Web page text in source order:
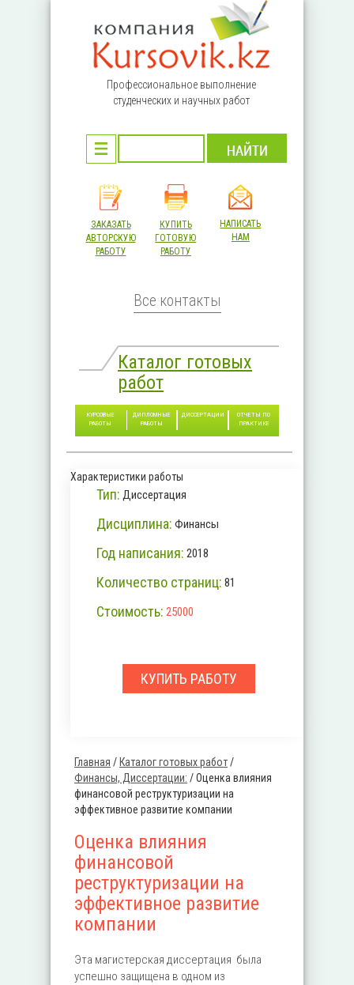
Профессиональное выполнение
студенческих и научных работ
ЗАКАЗАТЬ
АВТОРСКУЮ
РАБОТУ
КУПИТЬ
ГОТОВУЮ
РАБОТУ
НАПИСАТЬ
НАМ
Все контакты
Каталог готовых
работ
КУРСОВЫЕ
РАБОТЫ
ДИПЛОМНЫЕ
РАБОТЫ
ДИССЕРТАЦИИ
ОТЧЕТЫ ПО
ПРАКТИКЕ
Вы здесь
Главная / Каталог готовых работ/
Финансы, Диссертации: /Оценка влияния
финансовой реструктуризации на
эффективное развитие компании
Оценка влияния
финансовой
реструктуризации на
эффективное развитие
компании
Эта магистерская диссертация была
успешно защищена в одном из
Характеристики работы
Тип: Диссертация
Дисциплина: Финансы
Год написания: 2018
Количество страниц: 81
Стоимость: 25000
КУПИТЬ РАБОТУ